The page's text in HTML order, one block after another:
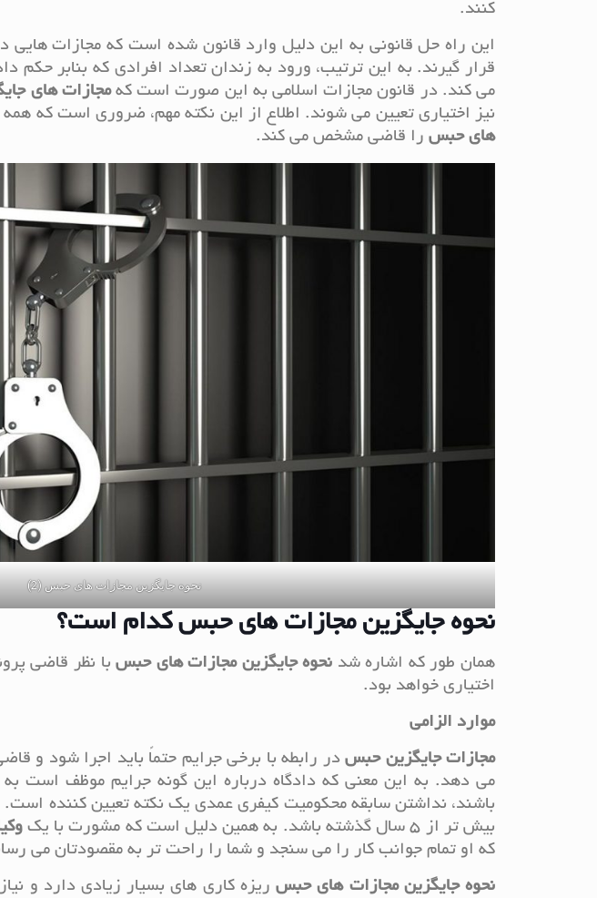
کنند.
این راه حل قانونی به این دلیل وارد قانون شده است که مجازات هایی
قرار گیرند. به این ترتیب، ورود به زندان تعداد افرادی که بنابر حکم
می کند. در قانون مجازات اسلامی به این صورت است کهمجازات های
نیز اختیاری تعیین می شوند. اطلاع از این نکته مهم، ضروری است که همه
های حبس را قاضی مشخص می کند.
نحوه جایگزین مجازات های حبس (2)
نحوه جایگزین مجازات های حبس کدام است؟
همان طور که اشاره شد نحوه جایگزین مجازات های حبسبا نظر قاضی
اختیاری خواهد بود.
موارد الزامی
مجازات جایگزین حبسدر رابطه با برخی جرایم حتماً باید اجرا شود و
می دهد. به این معنی که دادگاه درباره این گونه جرایم موظف است
باشند، نداشتن سابقه محکومیت کیفری عمدی یک نکته تعیین کننده است.
بیش تر از 5 سال گذشته باشد. به همین دلیل است که مشورت با یک
که او تمام جوانب کار را می سنجد و شما را راحت تر به مقصودتان می
نحوه جایگزین مجازات های حبسریزه کاری های بسیار زیادی دارد و